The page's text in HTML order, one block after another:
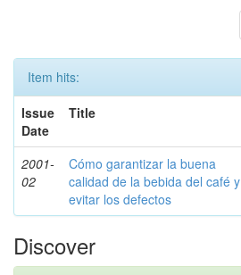
Item hits:
Issue
Date
Title
2001-
02
Cómo garantizar la buena
calidad de la bebida del café y
evitar los defectos
Discover